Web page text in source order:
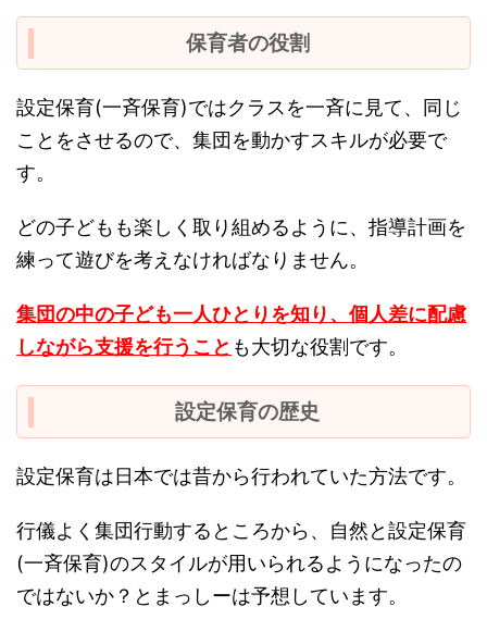
保育者の役割
設定保育(一斉保育)ではクラスを一斉に見て、同じ
ことをさせるので、集団を動かすスキルが必要で
す。
どの子どもも楽しく取り組めるように、指導計画を
練って遊びを考えなければなりません。
集団の中の子ども一人ひとりを知り、個人差に配慮
しながら支援を行うこと も大切な役割です。
設定保育の歴史
設定保育は日本では昔から行われていた方法です。
行儀よく集団行動するところから、自然と設定保育
(一斉保育)のスタイルが用いられるようになったの
ではないか？とまっしーは予想しています。